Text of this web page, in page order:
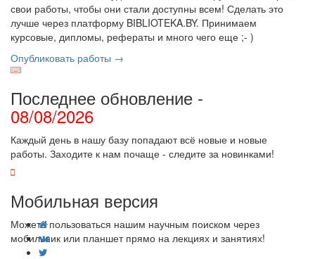
свои работы, чтобы они стали доступны всем! Сделать это
лучше через платформу BIBLIOTEKA.BY. Принимаем
курсовые, дипломы, рефераты и много чего еще ;- )
Опубликовать работы →
Последнее обновление -
08/08/2026
Каждый день в нашу базу попадают всё новые и новые
работы. Заходите к нам почаще - следите за новинками!
Мобильная версия
Можете пользоваться нашим научным поиском через
мобильник или планшет прямо на лекциях и занятиях!